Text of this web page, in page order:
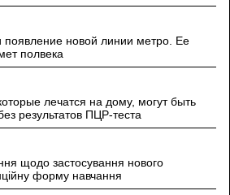
появление новой линии метро. Ее
полвека
лечатся на дому, могут быть
результатов ПЦР-теста
щодо застосування нового
форму навчання